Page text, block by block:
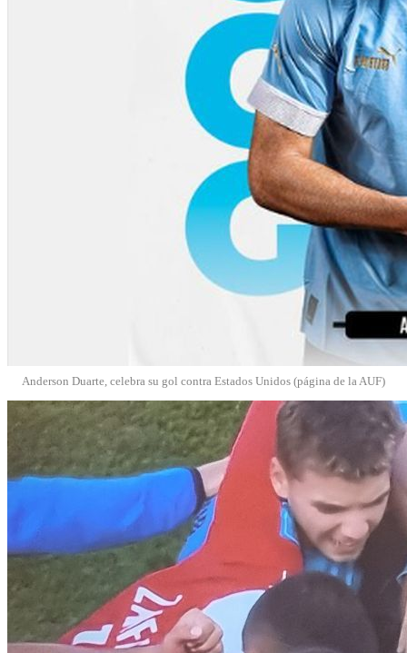
Anderson Duarte, celebra su gol contra Estados Unidos (página de la AUF)